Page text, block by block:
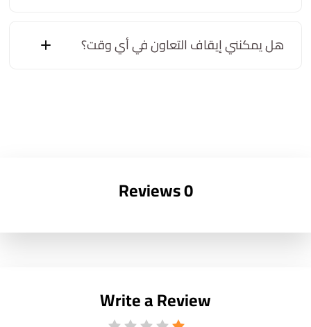
هل يمكنني إيقاف التعاون في أي وقت؟
0 Reviews
Write a Review